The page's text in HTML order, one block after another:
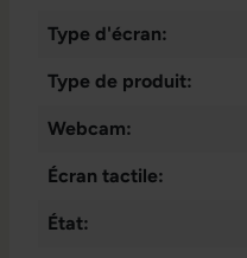
Type d'écran:
Type de produit:
Webcam:
Écran tactile:
État: